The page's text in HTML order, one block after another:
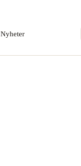
Nyheter